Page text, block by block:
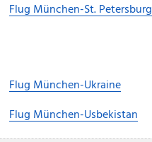
Flug München-St. Petersburg
Flug München-Ukraine
Flug München-Usbekistan